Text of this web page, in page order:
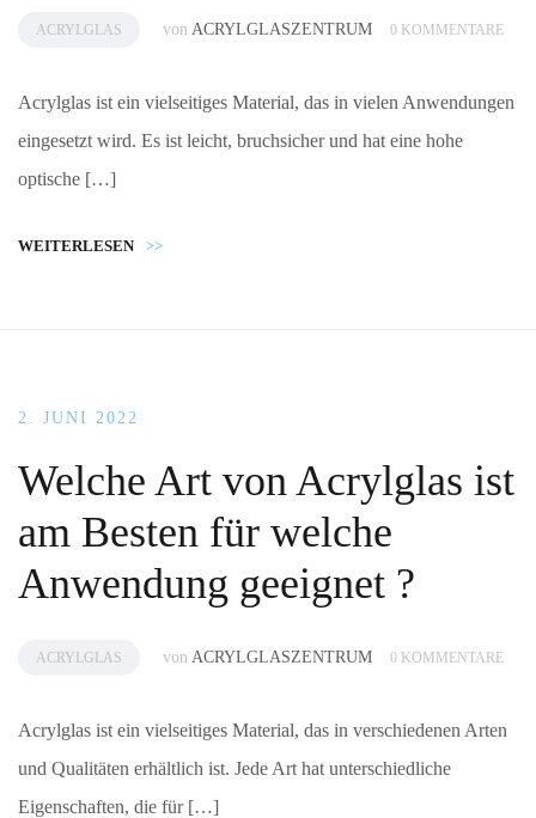
ACRYLGLAS von ACRYLGLASZENTRUM 0 KOMMENTARE
Acrylglas ist ein vielseitiges Material, das in vielen Anwendungen
eingesetzt wird. Es ist leicht, bruchsicher und hat eine hohe
optische […]
WEITERLESEN >>
2. JUNI 2022
Welche Art von Acrylglas ist
am Besten für welche
Anwendung geeignet ?
ACRYLGLAS von ACRYLGLASZENTRUM 0 KOMMENTARE
Acrylglas ist ein vielseitiges Material, das in verschiedenen Arten
und Qualitäten erhältlich ist. Jede Art hat unterschiedliche
Eigenschaften, die für […]